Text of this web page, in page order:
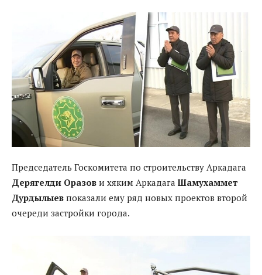
Председатель Госкомитета по строительству Аркадага
Дерягелди Оразов и хяким Аркадага Шамухаммет
Дурдылыев показали ему ряд новых проектов второй
очереди застройки города.